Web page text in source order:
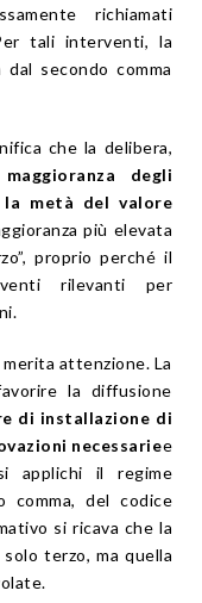
richiamati
tali interventi, la
secondo comma
che la delibera,
degli
la metà del valore
più elevata
proprio perché il
rilevanti per
attenzione. La
la diffusione
di installazione di
necessariee
applichi il regime
comma, del codice
si ricava che la
terzo, ma quella